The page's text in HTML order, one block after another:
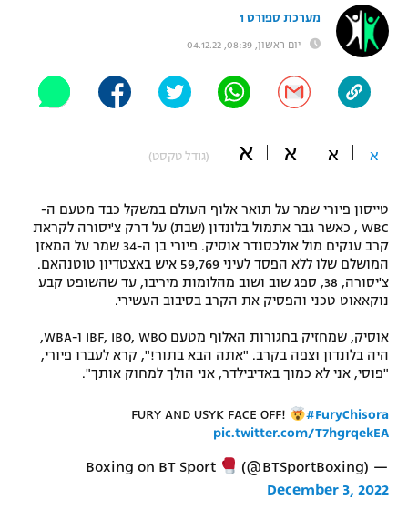
"מעל הליגה" – פודקאסט
"מחצית בשכונה" – פודקאסט
משתתפים וזוכים בפרסים
תקנון עבור פעילות אלקטרה
תקנון עבור פעילות ספורט 1 – "מרלן"
טניס
גיימינג E-Sports
תנאי שימוש
רשיון להקרנה פומבית לבית עסק
בני יהודה
UFC
היאבקות WWE
אופניים
פוטבול אמריקאי NFL
בייסבול MLB
אומנויות לחימה
מערכת ספורט 1
יום ראשון, 08:39, 04.12.22
א א א א (גודל טקסט)
טייסון פיורי שמר על תואר אלוף העולם במשקל כבד מטעם ה-
WBC , כאשר גבר אתמול בלונדון (שבת) על דרק צ'יסורה לקראת
קרב ענקים מול אולכסנדר אוסיק. פיורי בן ה-34 שמר על המאזן
המושלם שלו ללא הפסד לעיני 59,769 איש באצטדיון טוטנהאם.
צ'יסורה, 38, ספג שוב ושוב מהלומות מיריבו, עד שהשופט קבע
נוקאאוט טכני והפסיק את הקרב בסיבוב העשירי.
אוסיק, שמחזיק בחגורות האלוף מטעם IBF, IBO, WBO ו-WBA,
היה בלונדון וצפה בקרב. "אתה הבא בתור!", קרא לעברו פיורי,
"פוסי, אני לא כמוך באדיבילדר, אני הולך למחוק אותך".
FURY AND USYK FACE OFF!
#FuryChisora
pic.twitter.com/T7hgrqekEA
— Boxing on BT Sport
(@BTSportBoxing)
December 3, 2022